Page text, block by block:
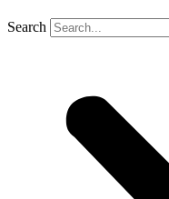
Search